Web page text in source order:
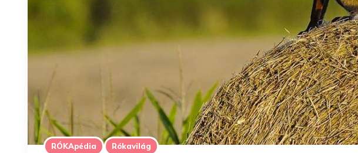
RÓKApédia Rókavilág